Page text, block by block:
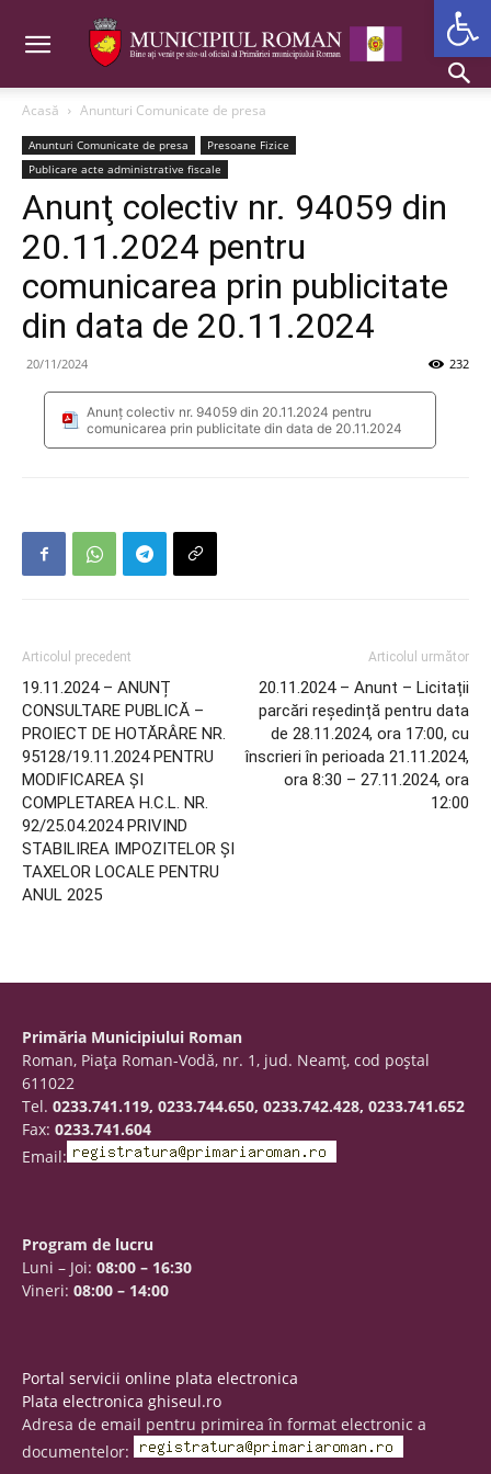
Acasă Anunturi Comunicate de presa
Anunturi Comunicate de presa
Presoane Fizice
Publicare acte administrative fiscale
Anunţ colectiv nr. 94059 din
20.11.2024 pentru
comunicarea prin publicitate
din data de 20.11.2024
20/11/2024 232
Anunţ colectiv nr. 94059 din 20.11.2024 pentru
comunicarea prin publicitate din data de 20.11.2024
Articolul precedent
19.11.2024 – ANUNȚ
CONSULTARE PUBLICĂ –
PROIECT DE HOTĂRÂRE NR.
95128/19.11.2024 PENTRU
MODIFICAREA ȘI
COMPLETAREA H.C.L. NR.
92/25.04.2024 PRIVIND
STABILIREA IMPOZITELOR ȘI
TAXELOR LOCALE PENTRU
ANUL 2025
Articolul următor
20.11.2024 – Anunt – Licitații
parcări reședință pentru data
de 28.11.2024, ora 17:00, cu
înscrieri în perioada 21.11.2024,
ora 8:30 – 27.11.2024, ora
12:00
Primăria Municipiului Roman
Roman, Piaţa Roman-Vodă, nr. 1, jud. Neamţ, cod poştal
611022
Tel. 0233.741.119, 0233.744.650, 0233.742.428, 0233.741.652
Fax: 0233.741.604
Email:
Program de lucru
Luni – Joi: 08:00 – 16:30
Vineri: 08:00 – 14:00
Portal servicii online plata electronica
Plata electronica ghiseul.ro
Adresa de email pentru primirea în format electronic a
documentelor: